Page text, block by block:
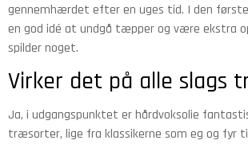
gennemhærdet efter en uges tid. I den
en god idé at undgå tæpper og være ekstra
spilder noget.
Virker det på alle slags
Ja, i udgangspunktet er hårdvoksolie
træsorter, lige fra klassikerne som eg og fyr